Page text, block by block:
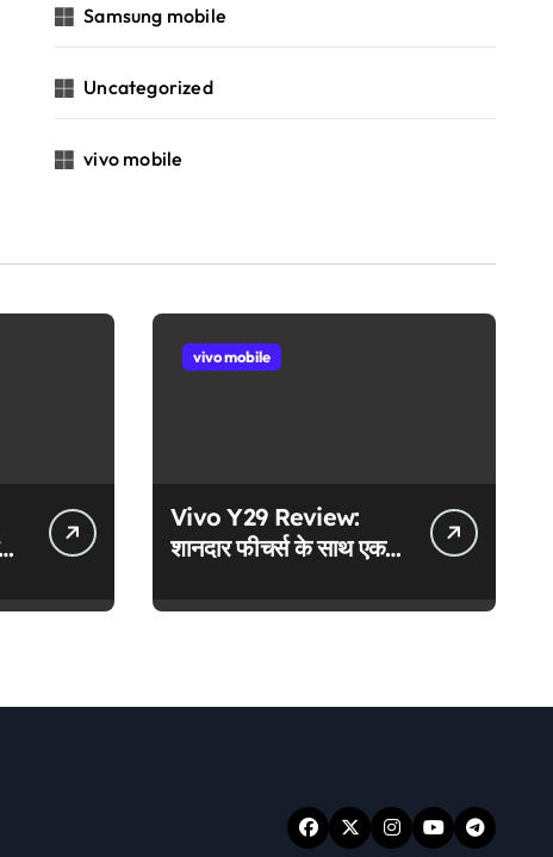
Samsung mobile
Uncategorized
vivo mobile
vivo mobile
Vivo Y29 Review:
शानदार फीचर्स के साथ एक